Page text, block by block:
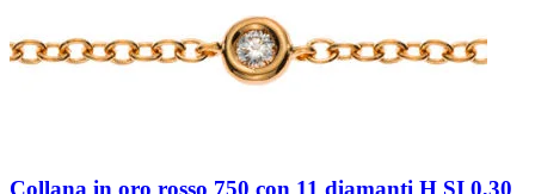
Collana in oro rosso 750 con 11 diamanti H SI 0,30